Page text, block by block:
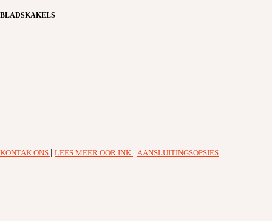
BLADSKAKELS
KONTAK ONS | LEES MEER OOR INK | AANSLUITINGSOPSIES